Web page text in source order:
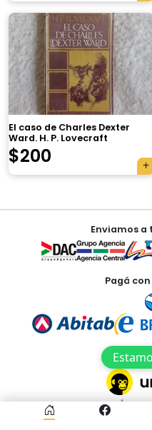
El caso de Charles Dexter
Ward. H. P. Lovecraft
$200
Navegación
entradas
Enviamos a
Pagá
Tu
Agregá un